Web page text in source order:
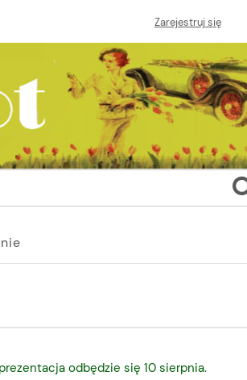
Zarejestruj się
odbędzie się 10 sierpnia.